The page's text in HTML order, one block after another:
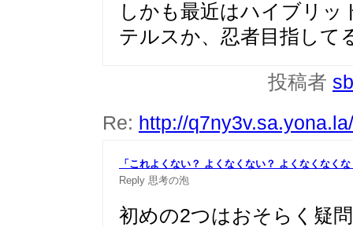
しかも最近はハイブリ
テルスか、忍者目指して
投稿者
Re: http://
「これよくない？ よくなくない？ よくなくなく
Reply 思考の泡
初めの2つはおそらく疑